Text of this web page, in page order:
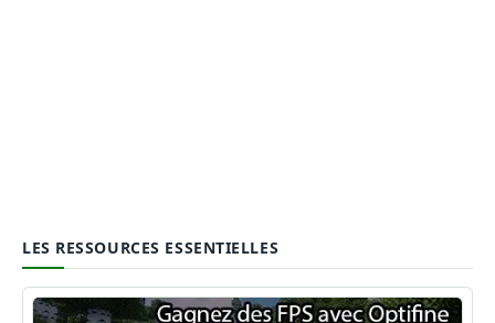
LES RESSOURCES ESSENTIELLES